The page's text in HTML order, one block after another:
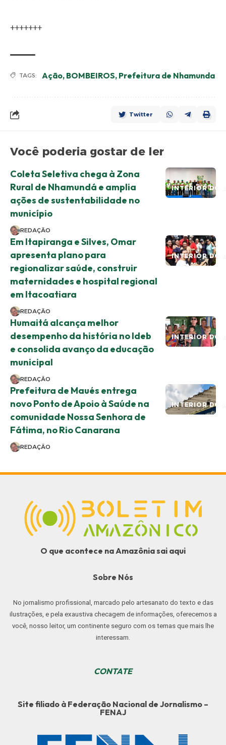
+++++++
TAGS: Ação, BOMBEIROS, Prefeitura de Nhamunda
Twitter
Você poderia gostar de ler
INTERIOR DO
Coleta Seletiva chega à Zona
Rural de Nhamundá e amplia
ações de sustentabilidade no
município
REDAÇÃO
INTERIOR DO
Em Itapiranga e Silves, Omar
apresenta plano para
regionalizar saúde, construir
maternidades e hospital regional
em Itacoatiara
REDAÇÃO
INTERIOR DO
Humaitá alcança melhor
desempenho da história no Ideb
e consolida avanço da educação
municipal
REDAÇÃO
INTERIOR DO
Prefeitura de Maués entrega
novo Ponto de Apoio à Saúde na
comunidade Nossa Senhora de
Fátima, no Rio Canarana
REDAÇÃO
O que acontece na Amazônia sai aqui
Sobre Nós
No jornalismo profissional, marcado pelo artesanato do texto e das
ilustrações, e pela exaustiva checagem de informações, oferecemos a
você, nosso leitor, um continente seguro com os temas que mais lhe
interessam.
CONTATE
Site filiado à Federação Nacional de Jornalismo –
FENAJ